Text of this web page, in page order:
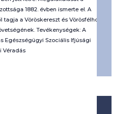
1882. évben ismerte el. A
tagja a Vöröskereszt és Vörösfélhold
Tevékenységek: A
Egészségügyi Szociális Ifjúsági
Véradás